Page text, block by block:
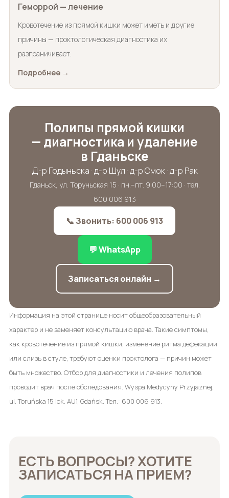
Геморрой — лечение
Кровотечение из прямой кишки может иметь и другие
причины — проктологическая диагностика их
разграничивает.
Подробнее →
Полипы прямой кишки
— диагностика и удаление
в Гданьске
Д-р Годыньска · д-р Шул · д-р Смок · д-р Рак
Гданьск, ул. Торуньская 15 · пн.–пт. 9:00–17:00 · тел.
600 006 913
📞 Звонить: 600 006 913
💬 WhatsApp
Записаться онлайн →
Информация на этой странице носит общеобразовательный
характер и не заменяет консультацию врача. Такие симптомы,
как кровотечение из прямой кишки, изменение ритма дефекации
или слизь в стуле, требуют оценки проктолога — причин может
быть множество. Отбор для диагностики и лечения полипов
проводит врач после обследования. Wyspa Medycyny Przyjaznej,
ul. Toruńska 15 lok. AU1, Gdańsk. Тел.: 600 006 913.
ЕСТЬ ВОПРОСЫ? ХОТИТЕ
ЗАПИСАТЬСЯ НА ПРИЕМ?